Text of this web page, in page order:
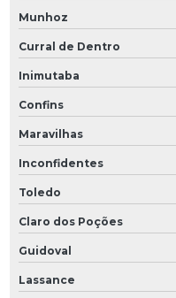
Munhoz
Curral de Dentro
Inimutaba
Confins
Maravilhas
Inconfidentes
Toledo
Claro dos Poções
Guidoval
Lassance